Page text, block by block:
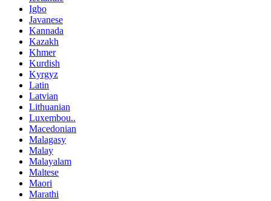
Igbo
Javanese
Kannada
Kazakh
Khmer
Kurdish
Kyrgyz
Latin
Latvian
Lithuanian
Luxembou..
Macedonian
Malagasy
Malay
Malayalam
Maltese
Maori
Marathi